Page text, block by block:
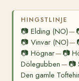
HINGSTLINJE
📷 Elding (NO)—
📷 Vinvar (NO)—
📷 Högnar— 📷
Dölegubben — 📷
Den gamle